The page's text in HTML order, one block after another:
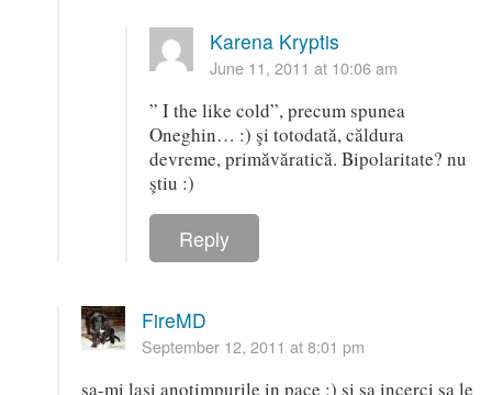
Karena Kryptis
June 11, 2011 at 10:06 am
” I the like cold”, precum spunea
Oneghin… :) şi totodată, căldura
devreme, primăvăratică. Bipolaritate? nu
ştiu :)
Reply
FireMD
September 12, 2011 at 8:01 pm
sa-mi lasi anotimpurile in pace :) si sa incerci sa le